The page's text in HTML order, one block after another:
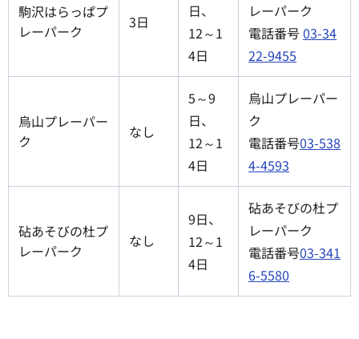
駒沢はらっぱプ
レーパーク
3日
日、
12～1
4日
レーパーク
電話番号03-34
22-9455
烏山プレーパー
ク
なし
5～9
日、
12～1
4日
烏山プレーパー
ク
電話番号03-538
4-4593
砧あそびの杜プ
レーパーク
なし
9日、
12～1
4日
砧あそびの杜プ
レーパーク
電話番号03-341
6-5580